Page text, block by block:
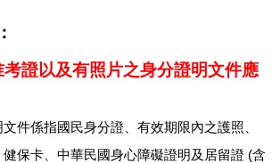
證以及有照片之身分證明文件應
件係指國民身分證、有效期限內之護照、
健保卡、中華民國身心障礙證明及居留證 (含